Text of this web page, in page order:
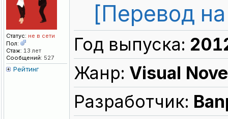
Статус: не в сети
Пол:
Стаж: 13 лет
Сообщений: 527
Рейтинг
[Перевод
Год выпуска:
Жанр: Visual
Разработчик: